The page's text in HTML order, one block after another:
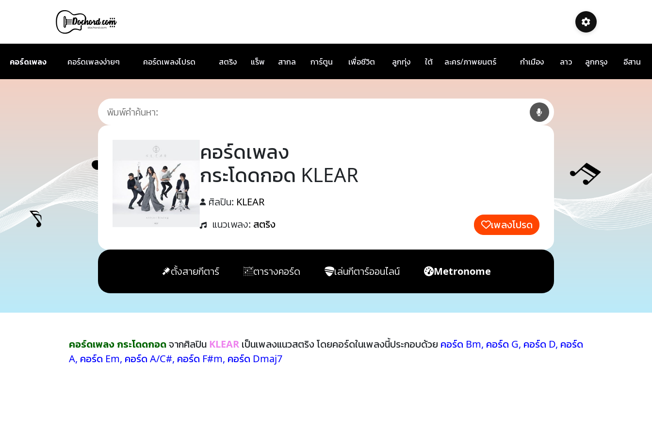
คอร์ดเพลง คอร์ดเพลงง่ายๆ คอร์ดเพลงโปรด สตริง แร็พ สากล การ์ตูน เพื่อชีวิต ลูกทุ่ง ใต้ ละคร/ภาพยนตร์ กำเมือง ลาว ลูกกรุง อีสาน
คอร์ดเพลง
กระโดดกอด KLEAR
ศิลปิน: KLEAR
แนวเพลง: สตริง เพลงโปรด
ตั้งสายกีตาร์ ตารางคอร์ด เล่นกีตาร์ออนไลน์ Metronome
คอร์ดเพลง กระโดดกอดจากศิลปิน KLEAR เป็นเพลงแนวสตริง โดยคอร์ดในเพลงนี้ประกอบด้วย คอร์ด Bm, คอร์ด G, คอร์ด D, คอร์ด
A, คอร์ด Em, คอร์ด A/C#, คอร์ด F#m, คอร์ด Dmaj7